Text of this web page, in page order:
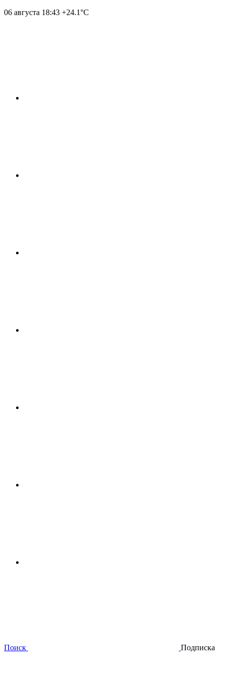
06 августа 18:43 +24.1°С
Поиск Подписка